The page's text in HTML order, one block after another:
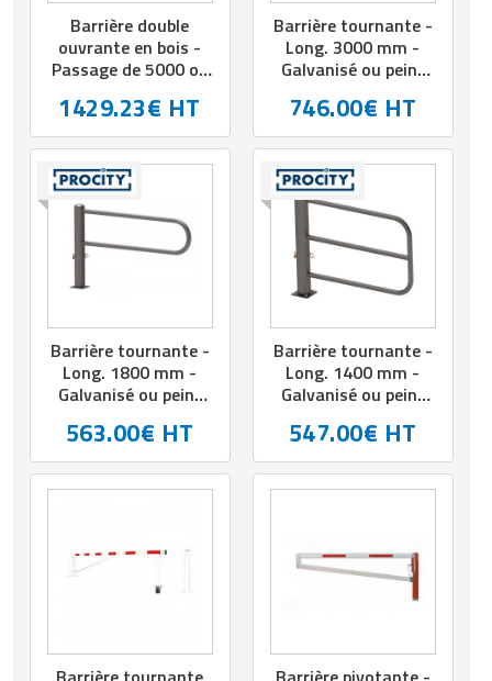
Barrière double
ouvrante en bois -
Passage de 5000 ou
hors sol 1100 mm -
Pin traité
1429.23€ HT
Barrière tournante -
Long. 3000 mm -
Galvanisé ou peint
746.00€ HT
Barrière tournante -
Long. 1800 mm -
Galvanisé ou peint
563.00€ HT
Barrière tournante -
Long. 1400 mm -
Galvanisé ou peint
547.00€ HT